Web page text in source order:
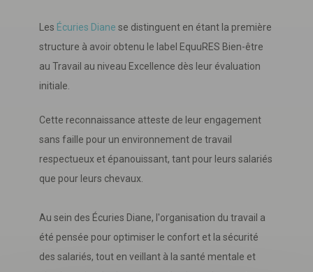
Les Écuries Diane se distinguent en étant la première
structure à avoir obtenu le label EquuRES Bien-être
au Travail au niveau Excellence dès leur évaluation
initiale.
Cette reconnaissance atteste de leur engagement
sans faille pour un environnement de travail
respectueux et épanouissant, tant pour leurs salariés
que pour leurs chevaux.
Au sein des Écuries Diane, l'organisation du travail a
été pensée pour optimiser le confort et la sécurité
des salariés, tout en veillant à la santé mentale et